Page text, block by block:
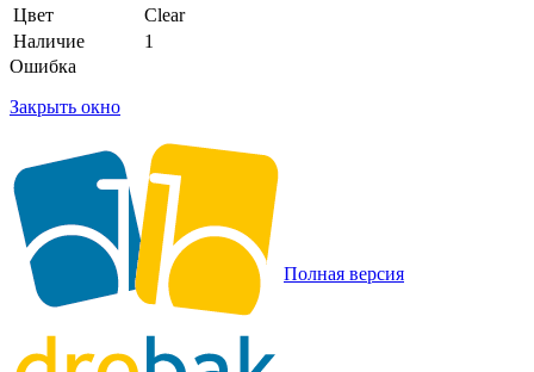
Цвет
Clear
Наличие
1
Ошибка
Закрыть окно
Полная версия